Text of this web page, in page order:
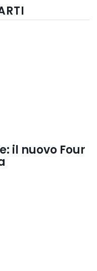
il nuovo Four